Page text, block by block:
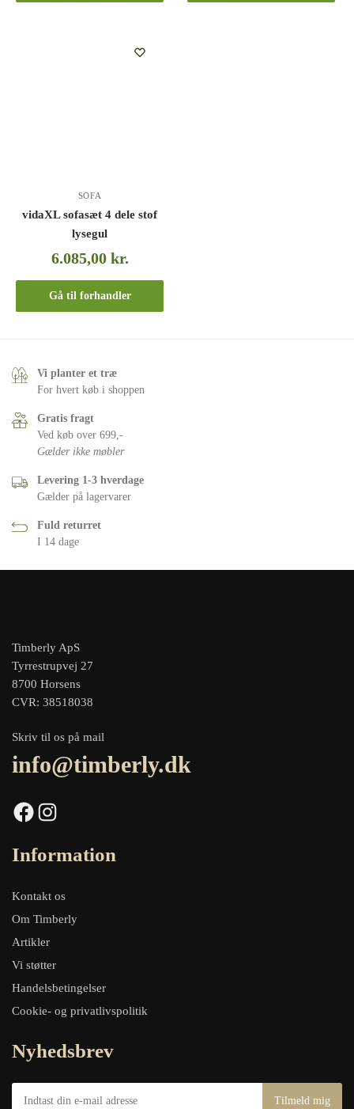
SOFA
vidaXL sofasæt 4 dele stof
lysegul
6.085,00 kr.
Gå til forhandler
Vi planter et træ
For hvert køb i shoppen
Gratis fragt
Ved køb over 699,-
Gælder ikke møbler
Levering 1-3 hverdage
Gælder på lagervarer
Fuld returret
I 14 dage
Timberly ApS
Tyrrestrupvej 27
8700 Horsens
CVR: 38518038
Skriv til os på mail
info@timberly.dk
Facebook Instagram
Information
Kontakt os
Om Timberly
Artikler
Vi støtter
Handelsbetingelser
Cookie- og privatlivspolitik
Nyhedsbrev